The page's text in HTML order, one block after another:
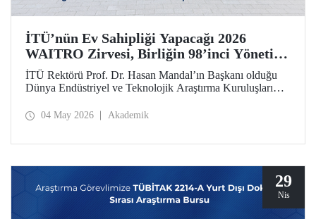
İTÜ’nün Ev Sahipliği Yapacağı 2026
WAITRO Zirvesi, Birliğin 98’inci Yönetim
Kurulu Toplantısı’nda Ele Alındı
İTÜ Rektörü Prof. Dr. Hasan Mandal’ın Başkanı olduğu
Dünya Endüstriyel ve Teknolojik Araştırma Kuruluşları
yapıldı. Köln’deki toplantının gündem başlıkları arasında
04 May 2026 Akademik
29
Nis